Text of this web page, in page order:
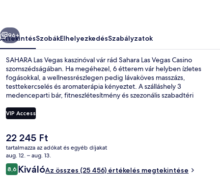
Következő
96+
ÁttekintésSzobákElhelyezkedésSzabályzatok
SAHARA Las Vegas kaszinóval vár rád Sahara Las Vegas Casino
szomszédságában. Ha megéhezel, 6 étterem vár helyben ízletes
fogásokkal, a wellnessrészlegen pedig lávaköves masszázs,
testtekercselés és aromaterápia kényeztet. A szálláshely 3
medenceparti bár, fitneszlétesítmény és szezonális szabadtéri
szálláshely következő jellemzőit: medence és segítőkész személyzet.
A tömegközlekedés jól megközelíthető: SAHARA Las Vegas
VIP Access
A
jelenlegi
ár
22 245 Ft
22 245 Ft
tartalmazza az adókat és egyéb díjakat
aug. 12. – aug. 13.
Értékelések
8,68,6 ennyiből: 10
KiválóAz összes (25 456) értékelés megtekintése